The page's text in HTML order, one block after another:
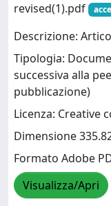
revised(1).pdf
Descrizione:
Tipologia:
successiva alla
pubblicazione)
Licenza: Creative
Dimensione
Formato Adobe
Visualizza/Apri